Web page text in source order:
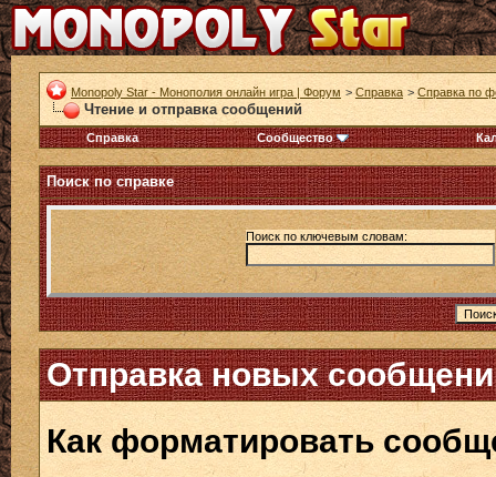
Monopoly Star - Монополия онлайн игра | Форум > Справка > Справка по
Чтение и отправка сообщений
Справка Сообщество
Поиск по справке
Поиск по ключевым словам:
Отправка новых
Как форматировать